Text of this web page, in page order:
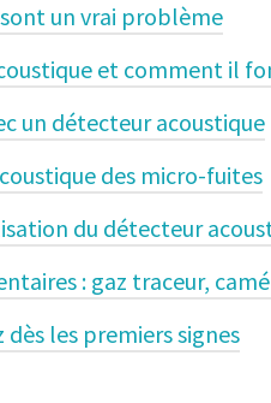
un vrai problème
et comment il
un détecteur acoustique
des micro-fuites
du détecteur
: gaz traceur,
les premiers signes